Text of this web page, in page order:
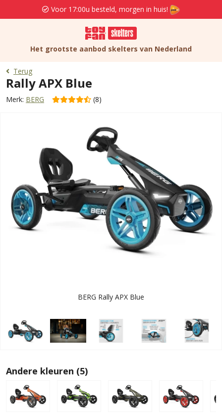
Voor 17:00u besteld, morgen in huis!
Het grootste aanbod skelters van Nederland
Terug
Rally APX Blue
Merk: BERG (8)
‹ ›
BERG Rally APX Blue
Andere kleuren (5)